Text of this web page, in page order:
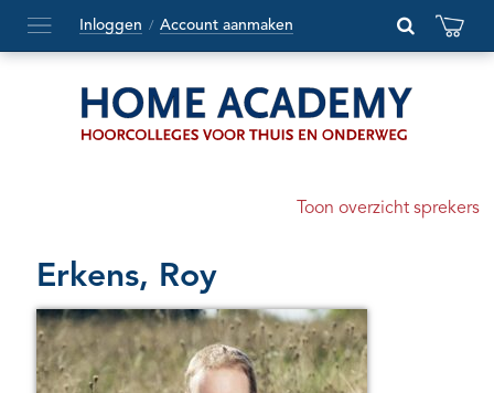
Hoofdmenu
openen
Inloggen / Account aanmaken
Toon overzicht sprekers
Erkens, Roy